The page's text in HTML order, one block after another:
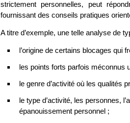
strictement personnelles, peut
fournissant des conseils pratiques
A titre d’exemple, une telle analyse de
l’origine de certains blocages qui
les points forts parfois méconnus
le genre d’activité où les qualités
le type d’activité, les personnes,
épanouissement personnel ;